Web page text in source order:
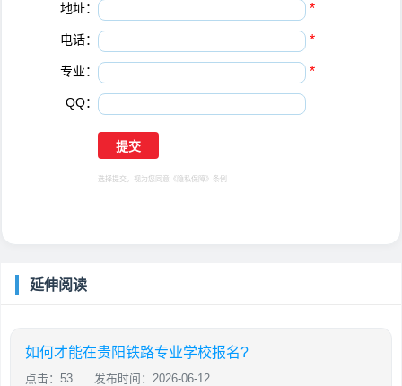
地址： *
电话： *
专业： *
QQ：
选择提交，视为您同意 《隐私保障》 条例
延伸阅读
如何才能在贵阳铁路专业学校报名?
点击：53 发布时间：2026-06-12